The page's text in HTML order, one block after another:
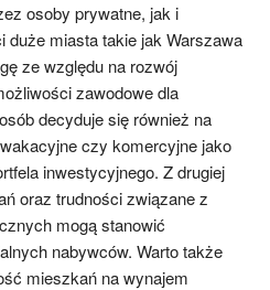
osoby prywatne, jak i
duże miasta takie jak Warszawa
ze względu na rozwój
zawodowe dla
decyduje się również na
czy komercyjne jako
inwestycyjnego. Z drugiej
oraz trudności związane z
mogą stanowić
nabywców. Warto także
mieszkań na wynajem